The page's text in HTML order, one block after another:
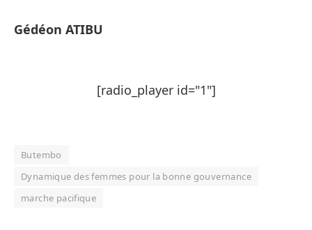
Gédéon ATIBU
[radio_player id="1"]
Butembo
Dynamique des femmes pour la bonne gouvernance
marche pacifique